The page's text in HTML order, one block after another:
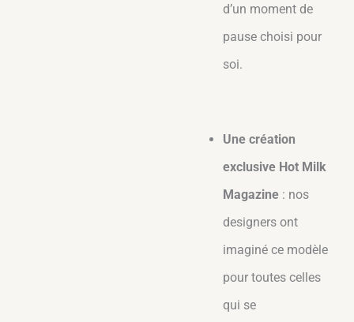
d’un moment de
pause choisi pour
soi.
Une création
exclusive Hot Milk
Magazine : nos
designers ont
imaginé ce modèle
pour toutes celles
qui se